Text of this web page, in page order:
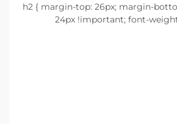
h2 { margin-top: 26px; margin-
24px !important; font-
font-size: 20px !important;